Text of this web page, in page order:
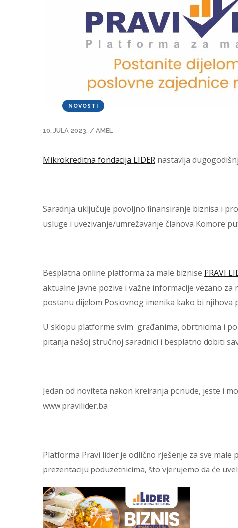
NOVOSTI
10. JULA 2023. / AMEL
Mikrokreditna fondacija LIDER nastavlja
Saradnja uključuje povoljno finansiranje biznisa i
usluge i uvezivanje/umrežavanje članova Komore
Besplatna online platforma za male biznise PRAVI
aktualne javne pozive i važne informacije vezano
postanu dijelom Poslovnog imenika kako bi
U sklopu platforme svim građanima, obrtnicima i
pitanja našoj stručnoj saradnici i besplatno dobiti
Jedan od noviteta nakon kreiranja ponude, jeste i
www.pravilider.ba
Platforma Pravi lider je odlično rješenje za sve
prezentaciju poduzetnicima, što vjerujemo da će